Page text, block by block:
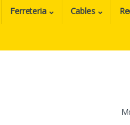
Ferreteria Cables